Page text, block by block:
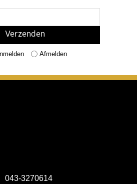
Afmelden
043-3270614